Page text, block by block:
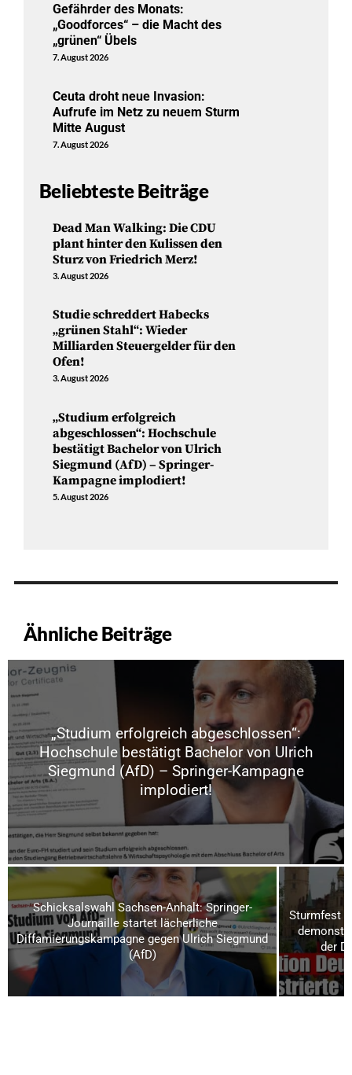
Gefährder des Monats:
„Goodforces“ – die Macht des
„grünen“ Übels
7. August 2026
Ceuta droht neue Invasion:
Aufrufe im Netz zu neuem Sturm
Mitte August
7. August 2026
Beliebteste Beiträge
Dead Man Walking: Die CDU
plant hinter den Kulissen den
Sturz von Friedrich Merz!
3. August 2026
Studie schreddert Habecks
„grünen Stahl“: Wieder
Milliarden Steuergelder für den
Ofen!
3. August 2026
„Studium erfolgreich
abgeschlossen“: Hochschule
bestätigt Bachelor von Ulrich
Siegmund (AfD) – Springer-
Kampagne implodiert!
5. August 2026
Ähnliche Beiträge
„Studium erfolgreich abgeschlossen“:
Hochschule bestätigt Bachelor von Ulrich
Siegmund (AfD) – Springer-Kampagne
implodiert!
Schicksalswahl Sachsen-Anhalt: Springer-
Journaille startet lächerliche
Diffamierungskampagne gegen Ulrich Siegmund
(AfD)
Sturmfest
der